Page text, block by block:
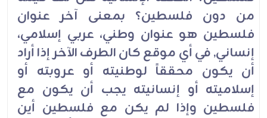
من دون فلسطين؟ بمعنى آخر عنوان
فلسطين هو عنوان وطني، عربي إسلامي،
إنساني, في أي موقع كان الطرف الآخر إذا أراد
أن يكون محققاً لوطنيته أو عروبته أو
إسلاميته أو إنسانيته يجب أن يكون مع
فلسطين وإذا لم يكن مع فلسطين أين